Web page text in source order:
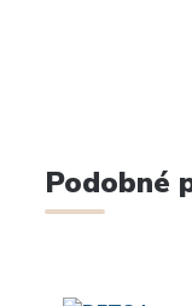
Podobné